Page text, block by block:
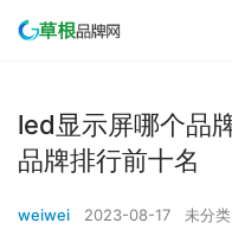
led显示屏哪个品
品牌排行前十名
weiwei 2023-08-17 未分类